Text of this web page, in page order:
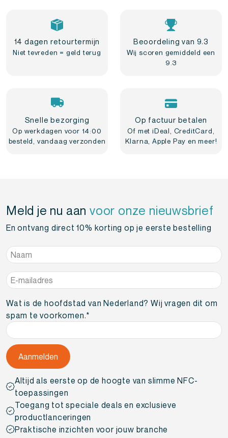
14 dagen retourtermijn
Niet tevreden = geld terug
Beoordeling van 9.3
Wij scoren gemiddeld een
9.3
Snelle bezorging
Op werkdagen voor 14:00
besteld, vandaag verzonden
Op factuur betalen
Of met iDeal, CreditCard,
Klarna, Apple Pay en meer!
Meld je nu aanvoor onze nieuwsbrief
En ontvang direct 10% korting op je eerste bestelling
Naam*
E-
mailadres*
Wat is de hoofdstad van Nederland? Wij vragen dit om
spam te voorkomen.*
Altijd als eerste op de hoogte van slimme NFC-
toepassingen
Toegang tot speciale deals en exclusieve
productlanceringen
Praktische inzichten voor jouw branche